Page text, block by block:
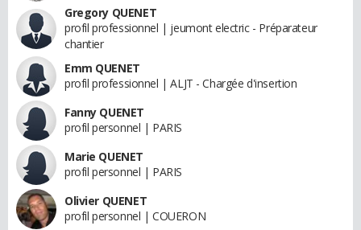
Gregory QUENET
profil professionnel | jeumont electric - Préparateur
chantier
Emm QUENET
profil professionnel | ALJT - Chargée d'insertion
Fanny QUENET
profil personnel | PARIS
Marie QUENET
profil personnel | PARIS
Olivier QUENET
profil personnel | COUERON